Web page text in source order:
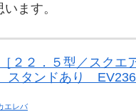
ます。
２２．５型／スクエ
スタンドあり
エレバ